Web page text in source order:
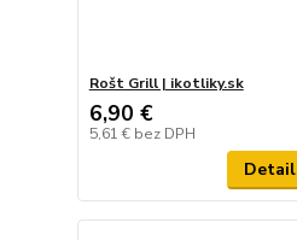
Rošt Grill | ikotliky.sk
6,90 €
5,61 € bez DPH
Detail